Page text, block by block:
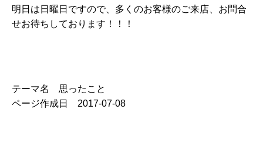
明日は日曜日ですので、多くのお客様のご来店、お問合
せお待ちしております！！！
テーマ名 思ったこと
ページ作成日 2017-07-08